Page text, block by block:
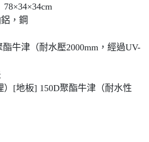
，鋼
牛津（耐水壓2000mm，經過UV-
）[地板] 150D聚酯牛津（耐水性